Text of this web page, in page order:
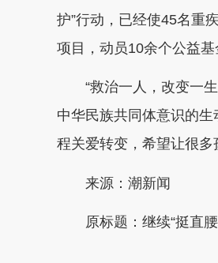
护”行动，已经使45名重
项目，动员10余个公益
“救治一人，改变一生
中华民族共同体意识的
程关爱转变，希望让很多
来源：潮新闻
原标题：继续“挺直腰